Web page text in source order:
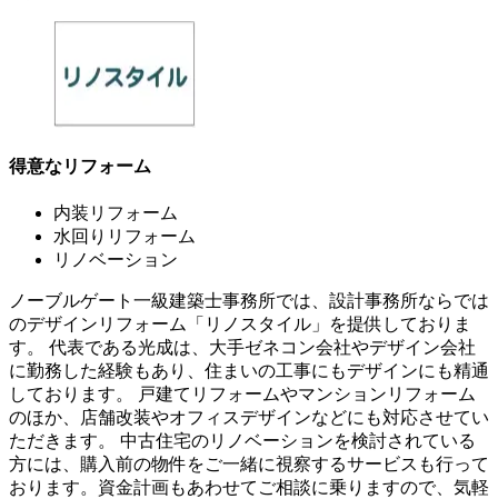
得意なリフォーム
内装リフォーム
水回りリフォーム
リノベーション
ノーブルゲート一級建築士事務所では、設計事務所ならでは
のデザインリフォーム「リノスタイル」を提供しておりま
す。 代表である光成は、大手ゼネコン会社やデザイン会社
に勤務した経験もあり、住まいの工事にもデザインにも精通
しております。 戸建てリフォームやマンションリフォーム
のほか、店舗改装やオフィスデザインなどにも対応させてい
ただきます。 中古住宅のリノベーションを検討されている
方には、購入前の物件をご一緒に視察するサービスも行って
おります。資金計画もあわせてご相談に乗りますので、気軽